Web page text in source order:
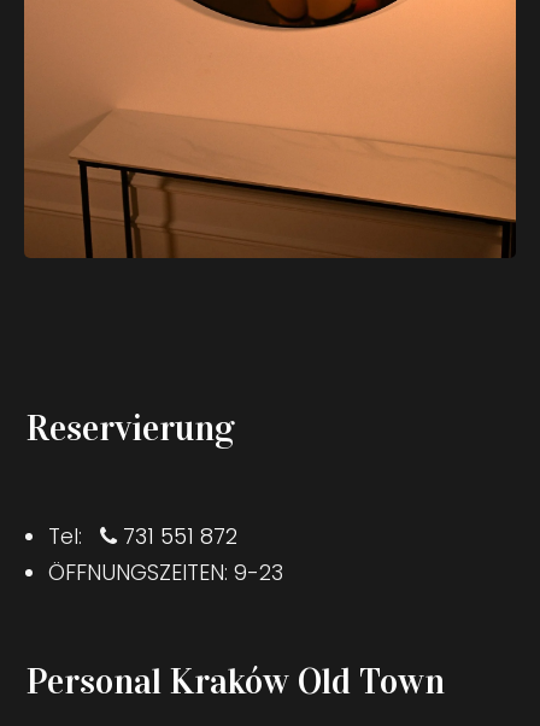
Reservierung
Tel:
731 551 872
ÖFFNUNGSZEITEN: 9-23
Personal Kraków Old Town